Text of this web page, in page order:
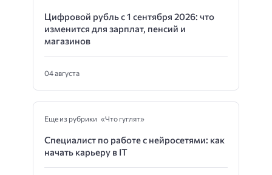
Цифровой рубль с 1 сентября 2026: что
изменится для зарплат, пенсий и
магазинов
04 августа
Еще из рубрики «Что гуглят»
Специалист по работе с нейросетями: как
начать карьеру в IT